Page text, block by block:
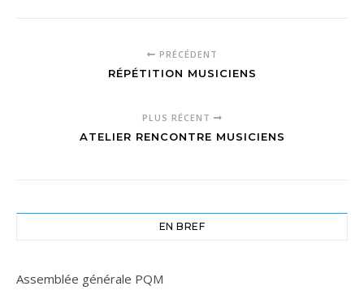
PRÉCÉDENT
RÉPÉTITION MUSICIENS
PLUS RÉCENT
ATELIER RENCONTRE MUSICIENS
EN BREF
Assemblée générale PQM